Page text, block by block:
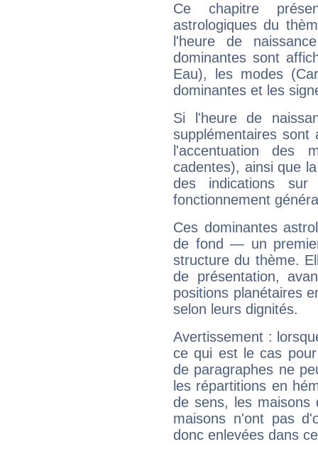
Ce chapitre
astrologiques du
l'heure de
dominantes sont
Eau), les modes
dominantes et les
Si l'heure de
supplémentaires sont
l'accentuation des
cadentes), ainsi que
des indications sur
fonctionnement
Ces dominantes
de fond — un
structure du thème.
de présentation,
positions planétaires
selon leurs dignités.
Avertissement :
ce qui est le cas
de paragraphes ne
les répartitions en
de sens, les maisons
maisons n'ont pas
donc enlevées dans